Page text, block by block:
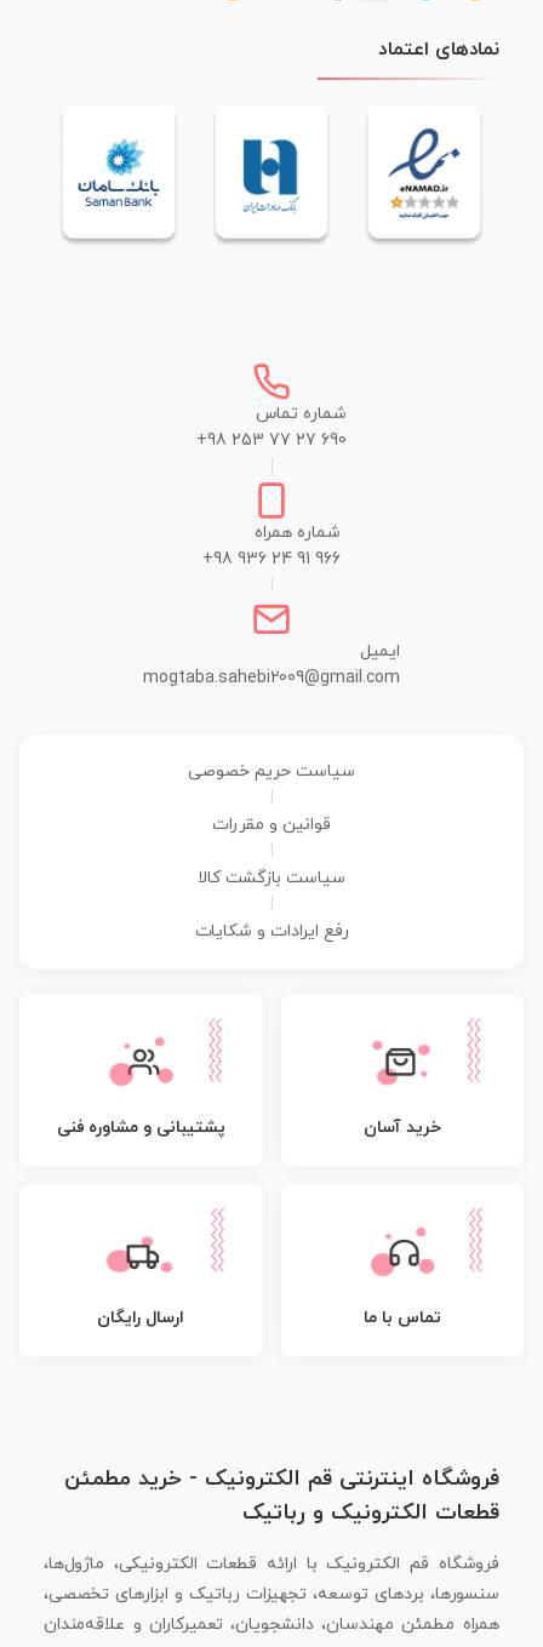
نمادهای اعتماد
شماره تماس
+98 253 77 27 690
شماره همراه
+98 936 24 91 966
ایمیل
mogtaba.sahebi2009@gmail.com
سیاست حریم خصوصی
قوانین و مقررات
سیاست بازگشت کالا
رفع ایرادات و شکایات
خرید آسان پشتیبانی و مشاوره فنی
تماس با ما ارسال رایگان
فروشگاه اینترنتی قم الکترونیک - خرید مطمئن
قطعات الکترونیک و رباتیک
فروشگاه قم الکترونیک با ارائه قطعات الکترونیکی، ماژول‌ها،
سنسورها، بردهای توسعه، تجهیزات رباتیک و ابزارهای تخصصی،
همراه مطمئن مهندسان، دانشجویان، تعمیرکاران و علاقه‌مندان